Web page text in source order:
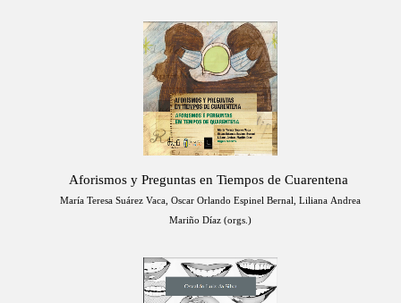
Aforismos y Preguntas en Tiempos de Cuarentena
María Teresa Suárez Vaca, Oscar Orlando Espinel Bernal, Liliana Andrea
Mariño Díaz (orgs.)